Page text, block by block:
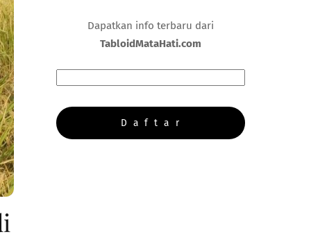
Dapatkan info terbaru dari
TabloidMataHati.com